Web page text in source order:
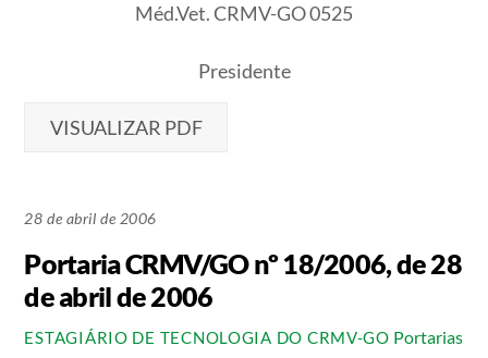
Méd.Vet. CRMV-GO 0525
Presidente
VISUALIZAR PDF
28 de abril de 2006
Portaria CRMV/GO nº 18/2006, de 28
de abril de 2006
ESTAGIÁRIO DE TECNOLOGIA DO CRMV-GO Portarias